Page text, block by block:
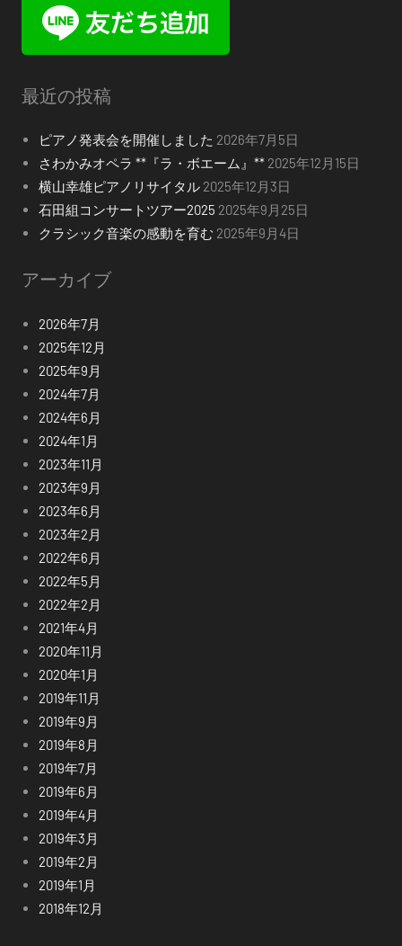
最近の投稿
ピアノ発表会を開催しました 2026年7月5日
さわかみオペラ **『ラ・ボエーム』** 2025年12月15日
横山幸雄ピアノリサイタル 2025年12月3日
石田組コンサートツアー2025 2025年9月25日
クラシック音楽の感動を育む 2025年9月4日
アーカイブ
2026年7月
2025年12月
2025年9月
2024年7月
2024年6月
2024年1月
2023年11月
2023年9月
2023年6月
2023年2月
2022年6月
2022年5月
2022年2月
2021年4月
2020年11月
2020年1月
2019年11月
2019年9月
2019年8月
2019年7月
2019年6月
2019年4月
2019年3月
2019年2月
2019年1月
2018年12月